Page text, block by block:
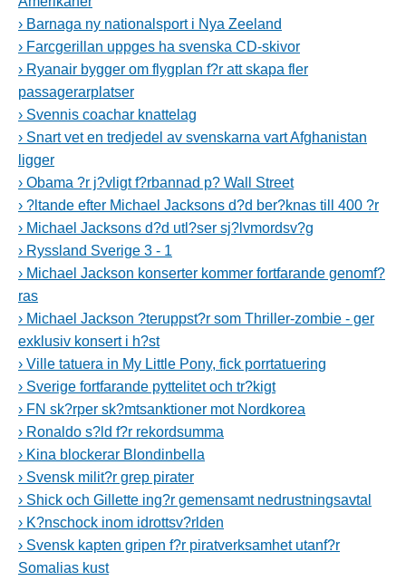
› Barnaga ny nationalsport i Nya Zeeland
› Farcgerillan uppges ha svenska CD-skivor
› Ryanair bygger om flygplan f?r att skapa fler
passagerarplatser
› Svennis coachar knattelag
› Snart vet en tredjedel av svenskarna vart Afghanistan
ligger
› Obama ?r j?vligt f?rbannad p? Wall Street
› ?ltande efter Michael Jacksons d?d ber?knas till 400 ?r
› Michael Jacksons d?d utl?ser sj?lvmordsv?g
› Ryssland Sverige 3 - 1
› Michael Jackson konserter kommer fortfarande genomf?
ras
› Michael Jackson ?teruppst?r som Thriller-zombie - ger
exklusiv konsert i h?st
› Ville tatuera in My Little Pony, fick porrtatuering
› Sverige fortfarande pyttelitet och tr?kigt
› FN sk?rper sk?mtsanktioner mot Nordkorea
› Ronaldo s?ld f?r rekordsumma
› Kina blockerar Blondinbella
› Svensk milit?r grep pirater
› Shick och Gillette ing?r gemensamt nedrustningsavtal
› K?nschock inom idrottsv?rlden
› Svensk kapten gripen f?r piratverksamhet utanf?r
Somalias kust